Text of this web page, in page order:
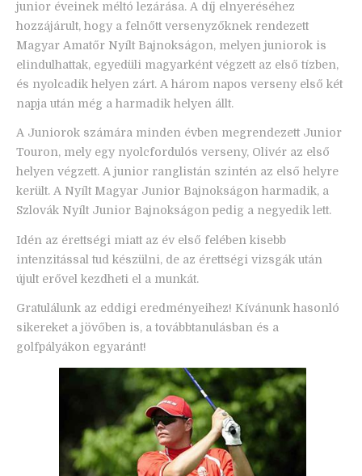
junior éveinek méltó lezárása. A díj elnyeréséhez
hozzájárult, hogy a felnőtt versenyzőknek rendezett
Magyar Amatőr Nyílt Bajnokságon, melyen juniorok is
elindulhattak, egyedüli magyarként végzett az első tízben,
és nyolcadik helyen zárt. A három napos verseny első két
napja után még a harmadik helyen állt.
A Juniorok számára minden évben megrendezett Junior
Touron, mely egy nyolcfordulós verseny, Olivér az első
helyen végzett. A junior ranglistán szintén az első helyre
került. A Nyílt Magyar Junior Bajnokságon harmadik, a
Szlovák Nyílt Junior Bajnokságon pedig a negyedik lett.
Idén az érettségi miatt az év első felében kisebb
intenzitással tud készülni, de az érettségi vizsgák után
újult erővel kezdheti el a munkát.
Gratulálunk az eddigi eredményeihez! Kívánunk hasonló
sikereket a jövőben is, a továbbtanulásban és a
golfpályákon egyaránt!